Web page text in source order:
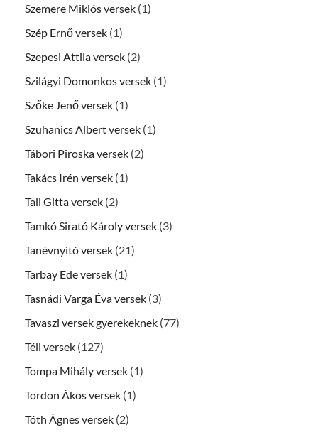
Szemere Miklós versek (1)
Szép Ernő versek (1)
Szepesi Attila versek (2)
Szilágyi Domonkos versek (1)
Szőke Jenő versek (1)
Szuhanics Albert versek (1)
Tábori Piroska versek (2)
Takács Irén versek (1)
Tali Gitta versek (2)
Tamkó Sirató Károly versek (3)
Tanévnyitó versek (21)
Tarbay Ede versek (1)
Tasnádi Varga Éva versek (3)
Tavaszi versek gyerekeknek (77)
Téli versek (127)
Tompa Mihály versek (1)
Tordon Ákos versek (1)
Tóth Ágnes versek (2)